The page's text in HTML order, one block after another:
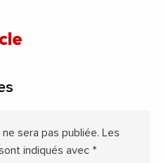
sera pas publiée. Les
indiqués avec *